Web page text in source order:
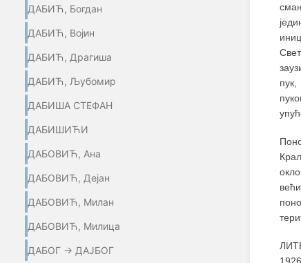
ДАБИЋ, Богдан
ДАБИЋ, Војин
ДАБИЋ, Драгиша
ДАБИЋ, Љубомир
ДАБИША СТЕФАН
ДАБИШИЋИ
ДАБОВИЋ, Ана
ДАБОВИЋ, Дејан
ДАБОВИЋ, Милан
ДАБОВИЋ, Милица
ДАБОГ → ДАЈБОГ